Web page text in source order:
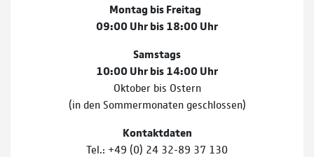
Montag bis Freitag
09:00 Uhr bis 18:00 Uhr
Samstags
10:00 Uhr bis 14:00 Uhr
Oktober bis Ostern
(in den Sommermonaten geschlossen)
Kontaktdaten
Tel.: +49 (0) 24 32-89 37 130